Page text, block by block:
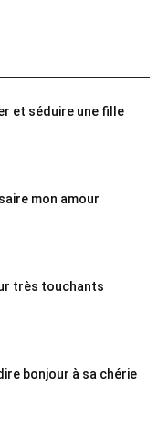
et séduire une fille
mon amour
très touchants
bonjour à sa chérie